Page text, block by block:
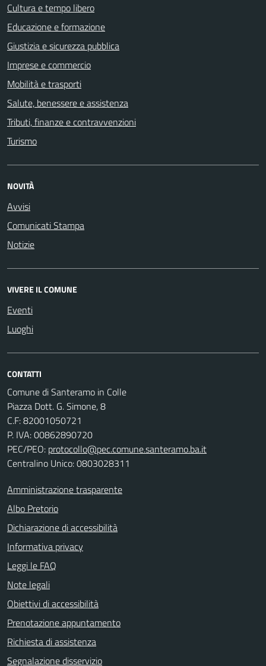
Cultura e tempo libero
Educazione e formazione
Giustizia e sicurezza pubblica
Imprese e commercio
Mobilità e trasporti
Salute, benessere e assistenza
Tributi, finanze e contravvenzioni
Turismo
NOVITÀ
Avvisi
Comunicati Stampa
Notizie
VIVERE IL COMUNE
Eventi
Luoghi
CONTATTI
Comune di Santeramo in Colle
Piazza Dott. G. Simone, 8
C.F:82001050721
P. IVA:00862890720
PEC/PEO: protocollo@pec.comune.santeramo.ba.it
Centralino Unico: 0803028311
Amministrazione trasparente
Albo Pretorio
Dichiarazione di accessibilità
Informativa privacy
Leggi le FAQ
Note legali
Obiettivi di accessibilità
Prenotazione appuntamento
Richiesta di assistenza
Segnalazione disservizio